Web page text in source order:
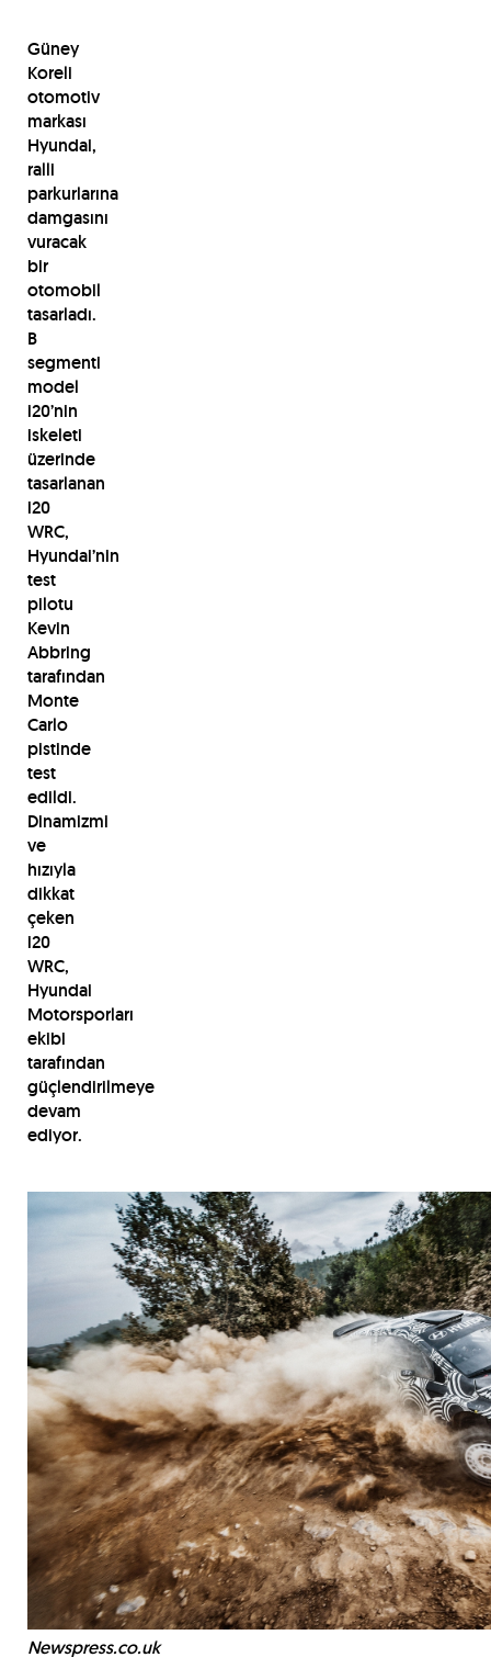
Güney
Koreli
otomotiv
markası
Hyundai,
ralli
parkurlarına
damgasını
vuracak
bir
otomobil
tasarladı.
B
segmenti
model
i20’nin
iskeleti
üzerinde
tasarlanan
i20
WRC,
Hyundai’nin
test
pilotu
Kevin
Abbring
tarafından
Monte
Carlo
pistinde
test
edildi.
Dinamizmi
ve
hızıyla
dikkat
çeken
i20
WRC,
Hyundai
Motorsporları
ekibi
tarafından
güçlendirilmeye
devam
ediyor.
Newspress.co.uk